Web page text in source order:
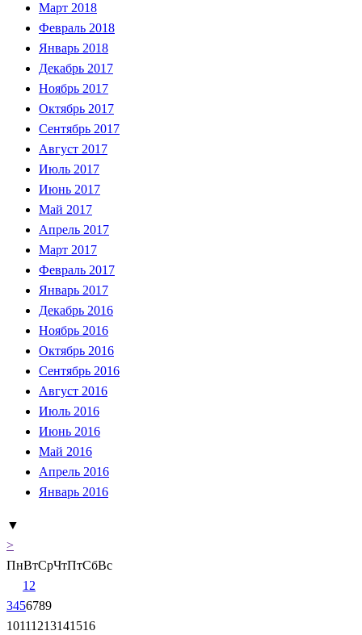
Март 2018
Февраль 2018
Январь 2018
Декабрь 2017
Ноябрь 2017
Октябрь 2017
Сентябрь 2017
Август 2017
Июль 2017
Июнь 2017
Май 2017
Апрель 2017
Март 2017
Февраль 2017
Январь 2017
Декабрь 2016
Ноябрь 2016
Октябрь 2016
Сентябрь 2016
Август 2016
Июль 2016
Июнь 2016
Май 2016
Апрель 2016
Январь 2016
▼
>
ПнВтСрЧтПтСбВс
1 2
3456789
10111213141516